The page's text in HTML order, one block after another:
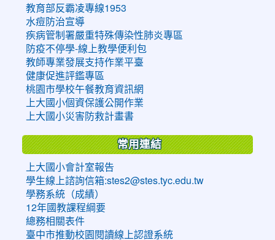
教育部反霸凌專線1953
水痘防治宣導
疾病管制署嚴重特殊傳染性肺炎專區
防疫不停學-線上教學便利包
教師專業發展支持作業平臺
健康促進評鑑專區
桃園市學校午餐教育資訊網
上大國小個資保護公開作業
上大國小災害防救計畫書
常用連結
上大國小會計室報告
學生線上諮詢信箱:stes2@stes.tyc.edu.tw
學務系統（成績）
12年國教課程綱要
總務相關表件
臺中市推動校園閱讀線上認證系統